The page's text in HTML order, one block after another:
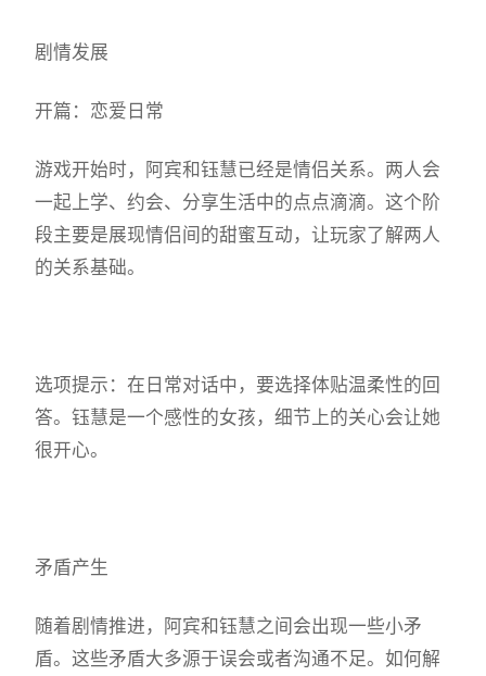
剧情发展
开篇：恋爱日常
游戏开始时，阿宾和钰慧已经是情侣关系。两人会
一起上学、约会、分享生活中的点点滴滴。这个阶
段主要是展现情侣间的甜蜜互动，让玩家了解两人
的关系基础。
选项提示：在日常对话中，要选择体贴温柔性的回
答。钰慧是一个感性的女孩，细节上的关心会让她
很开心。
矛盾产生
随着剧情推进，阿宾和钰慧之间会出现一些小矛
盾。这些矛盾大多源于误会或者沟通不足。如何解